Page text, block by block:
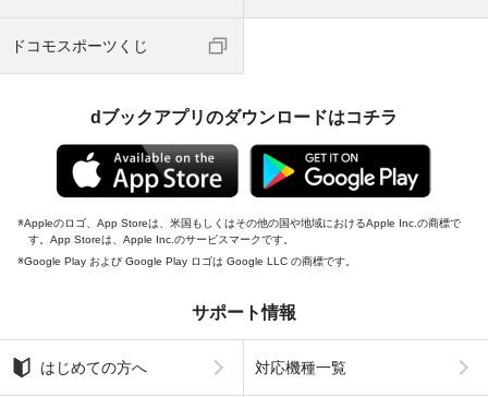
ドコモスポーツくじ
dブックアプリのダウンロードはコチラ
Appleのロゴ、App Storeは、米国もしくはその他の国や地域におけるApple Inc.の商標で
す。App Storeは、Apple Inc.のサービスマークです。
Google Play および Google Play ロゴは Google LLC の商標です。
サポート情報
はじめての方へ 対応機種一覧